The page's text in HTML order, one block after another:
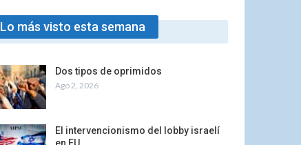
Lo más visto esta semana
Dos tipos de oprimidos
Ago 2, 2026
El intervencionismo del lobby israelí